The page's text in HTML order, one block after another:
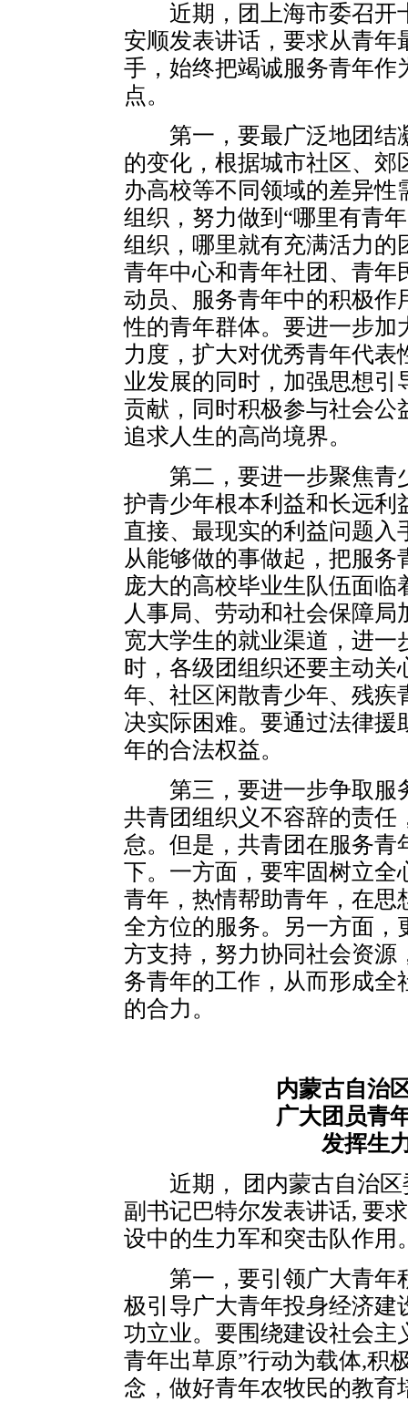
近期，团上海市委召开
安顺发表讲话，要求从青
手，始终把竭诚服务青年作
点。
第一，要最广泛地团结
的变化，根据城市社区、郊
办高校等不同领域的差异
组织，努力做到“哪里有青
组织，哪里就有充满活力的
青年中心和青年社团、青年
动员、服务青年中的积极作
性的青年群体。要进一步加
力度，扩大对优秀青年代
业发展的同时，加强思想
贡献，同时积极参与社会公
追求人生的高尚境界。
第二，要进一步聚焦青
护青少年根本利益和长远利
直接、最现实的利益问题
从能够做的事做起，把服
庞大的高校毕业生队伍面
人事局、劳动和社会保障
宽大学生的就业渠道，进
时，各级团组织还要主动
年、社区闲散青少年、残疾
决实际困难。要通过法律
年的合法权益。
第三，要进一步争取服
共青团组织义不容辞的责任
怠。但是，共青团在服务
下。一方面，要牢固树立全
青年，热情帮助青年，在思
全方位的服务。另一方面，
方支持，努力协同社会资源
务青年的工作，从而形成
的合力。
内蒙古自治
广大团员青
发挥生
近期， 团内蒙古自治区
副书记巴特尔发表讲话, 要
设中的生力军和突击队作用
第一，要引领广大青年
极引导广大青年投身经济建
功立业。要围绕建设社会主
青年出草原”行动为载体,积
念，做好青年农牧民的教育